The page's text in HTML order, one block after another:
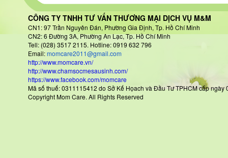
CÔNG TY TNHH TƯ VẤN THƯƠNG MẠI DỊCH VỤ M&M
CN1: 97 Trần Nguyên Đán, Phường Gia Định, Tp. Hồ Chí Minh
CN2: 6 Đường 3A, Phường An Lạc, Tp. Hồ Chí Minh
Tell: (028) 3517 2115. Hotline: 0919 632 796
Email:momcare2011@gmail.com
http://www.momcare.vn/
http://www.chamsocmesausinh.com/
https://www.facebook.com/momcare
Mã số thuế: 0311115412 do Sở Kế Họach và Đầu Tư TPHCM
Copyright Mom Care. All Rights Reserved